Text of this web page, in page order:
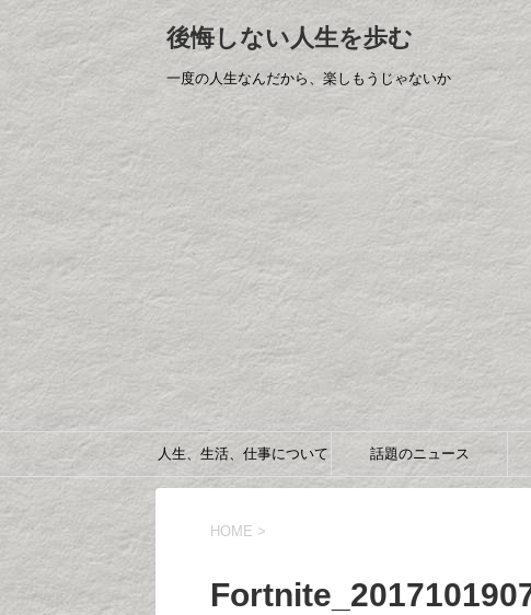
後悔しない人生を歩む
一度の人生なんだから、楽しもうじゃないか
人生、生活、仕事について 話題のニュース
HOME >